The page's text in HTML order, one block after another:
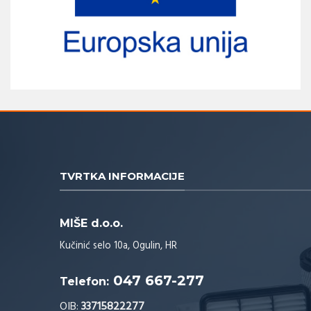
TVRTKA INFORMACIJE
MIŠE d.o.o.
Kučinić selo 10a, Ogulin, HR
Telefon: 047 667-277
OIB:33715822277